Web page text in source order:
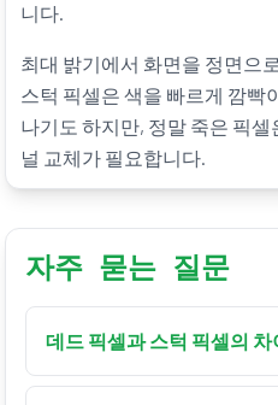
니다.
최대 밝기에서 화면을 정면으
스턱 픽셀은 색을 빠르게 깜빡
나기도 하지만, 정말 죽은 픽
널 교체가 필요합니다.
자주 묻는 질문
데드 픽셀과 스턱 픽셀의 차
데드 픽셀은 검게 남아 전